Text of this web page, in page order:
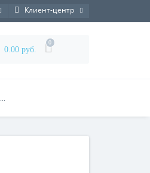
Клиент-центр
0.00 руб.
0
...